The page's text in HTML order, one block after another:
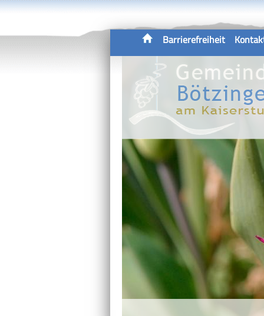
Barrierefreiheit